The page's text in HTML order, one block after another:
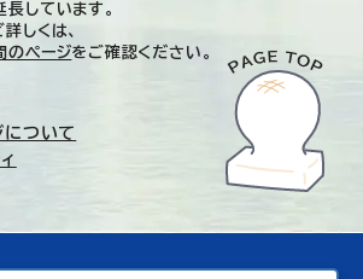
しています。
しくは、
のページをご確認ください。
について